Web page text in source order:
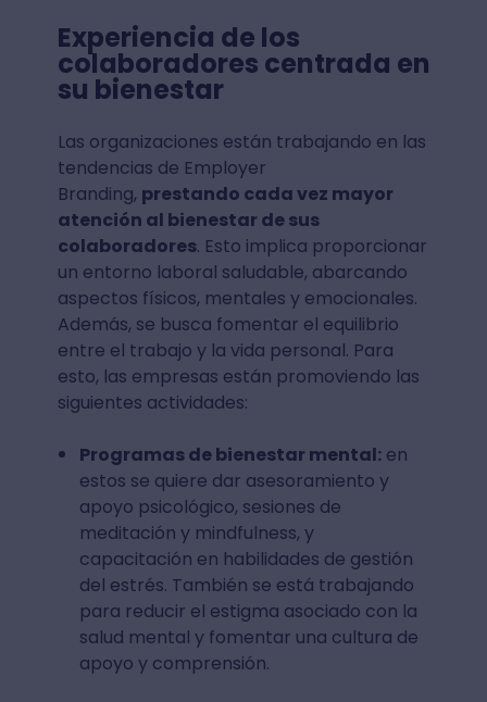
Experiencia de los
colaboradores centrada en
su bienestar
Las organizaciones están trabajando en las
tendencias de Employer
Branding, prestando cada vez mayor
atención al bienestar de sus
colaboradores. Esto implica proporcionar
un entorno laboral saludable, abarcando
aspectos físicos, mentales y emocionales.
Además, se busca fomentar el equilibrio
entre el trabajo y la vida personal. Para
esto, las empresas están promoviendo las
siguientes actividades:
Programas de bienestar mental:en
estos se quiere dar asesoramiento y
apoyo psicológico, sesiones de
meditación y mindfulness, y
capacitación en habilidades de gestión
del estrés. También se está trabajando
para reducir el estigma asociado con la
salud mental y fomentar una cultura de
apoyo y comprensión.